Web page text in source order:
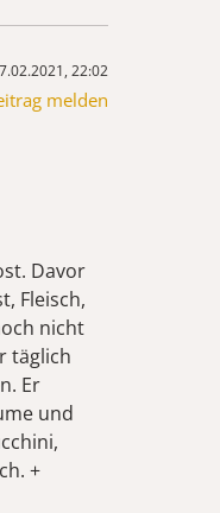
22:02
melden
Davor
Fleisch,
nicht
täglich
Er
und
+